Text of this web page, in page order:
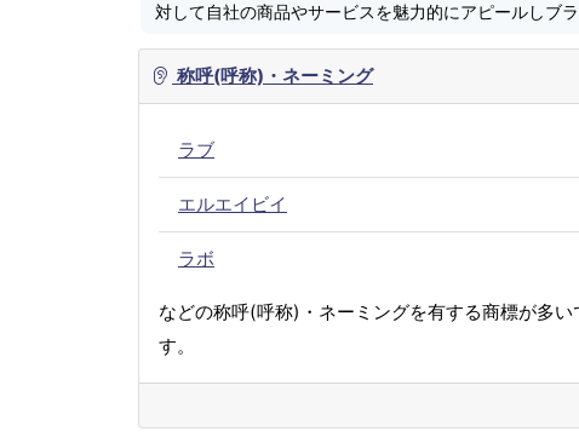
対して自社の商品やサービスを魅力的にアピールしブ
称呼(呼称)・ネーミング
ラブ
エルエイビイ
ラボ
などの称呼(呼称)・ネーミングを有する商標が多い
す。